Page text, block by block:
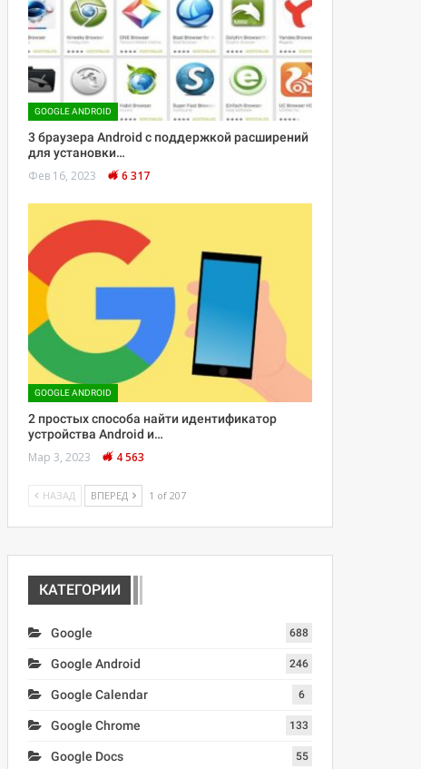
GOOGLE ANDROID
3 браузера Android с поддержкой расширений
для установки…
Фев 16, 2023 6 317
GOOGLE ANDROID
2 простых способа найти идентификатор
устройства Android и…
Мар 3, 2023 4 563
НАЗАД ВПЕРЕД 1 of 207
КАТЕГОРИИ
Google 688
Google Android 246
Google Calendar 6
Google Chrome 133
Google Docs 55